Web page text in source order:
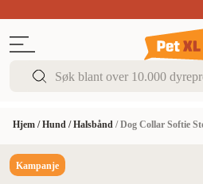
Hjem /Hund /Halsbånd /Dog Collar Softie
Kampanje